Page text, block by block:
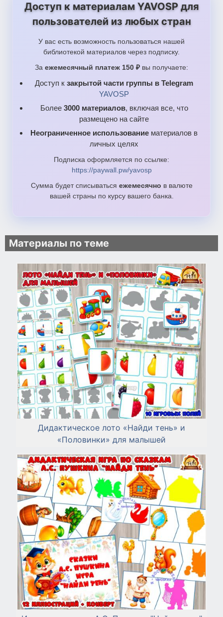
Доступ к материалам YAVOSP для
пользователей из любых стран
У вас есть возможность пользоваться нашей
библиотекой материалов через подписку.
За ежемесячный платеж 150 ₽ вы получаете:
Доступ к закрытой части группы в Telegram
YAVOSP
Более 3000 материалов, включая все, что
размещено на сайте
Неограниченное использование материалов в
личных целях
Подписка оформляется по ссылке:
https://paywall.pw/yavosp
Сумма будет списываться ежемесячно в валюте
вашей страны по курсу вашего банка.
Материалы по теме
Дидактическое лото «Найди тень» и
«Половинки» для малышей